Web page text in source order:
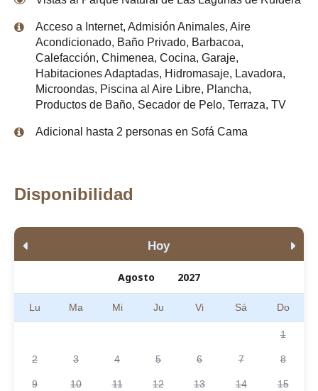
Acceso a Internet, Admisión Animales, Aire
Acondicionado, Baño Privado, Barbacoa,
Calefacción, Chimenea, Cocina, Garaje,
Habitaciones Adaptadas, Hidromasaje, Lavadora,
Microondas, Piscina al Aire Libre, Plancha,
Productos de Baño, Secador de Pelo, Terraza, TV
Adicional hasta 2 personas en Sofá Cama
Disponibilidad
Hoy
Lu Ma Mi Ju Vi Sá Do
1
2 3 4 5 6 7 8
9 10 11 12 13 14 15